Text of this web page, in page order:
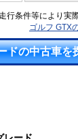
条件等により実
ゴルフ GTX
ドの中古車を